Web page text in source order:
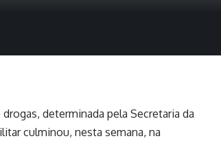
determinada pela Secretaria da
culminou, nesta semana, na